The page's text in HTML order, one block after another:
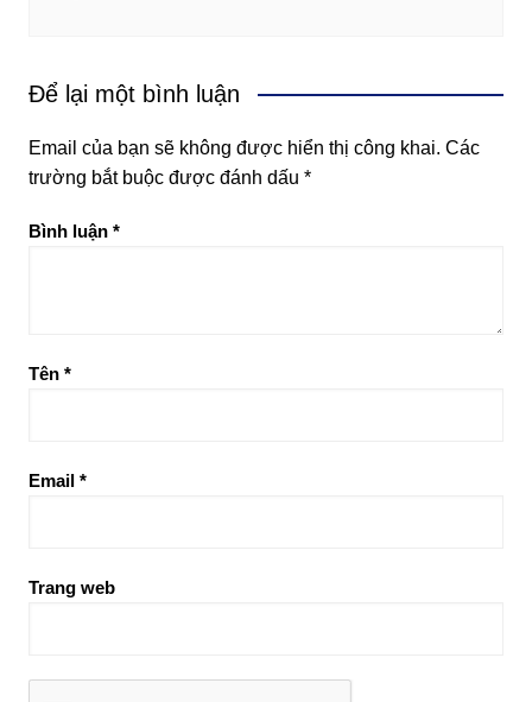
Để lại một bình luận
Email của bạn sẽ không được hiển thị công khai. Các
trường bắt buộc được đánh dấu *
Bình luận *
Tên *
Email *
Trang web